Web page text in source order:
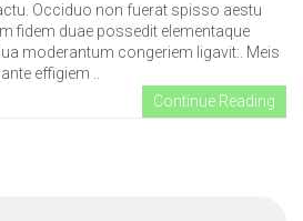
Occiduo non fuerat spisso aestu
fidem duae possedit elementaque
moderantum congeriem ligavit:. Meis
effigiem ..
Continue Reading